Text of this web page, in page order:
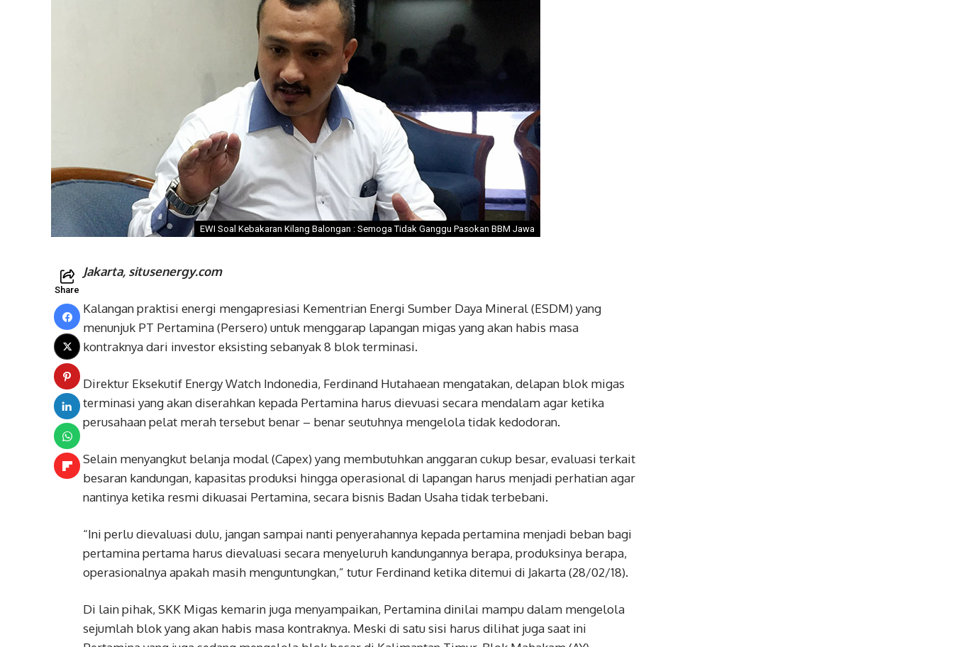
EWI Soal Kebakaran Kilang Balongan : Semoga Tidak Ganggu Pasokan BBM Jawa
Share
Jakarta, situsenergy.com
Kalangan praktisi energi mengapresiasi Kementrian Energi Sumber Daya Mineral (ESDM) yang
menunjuk PT Pertamina (Persero) untuk menggarap lapangan migas yang akan habis masa
kontraknya dari investor eksisting sebanyak 8 blok terminasi.
Direktur Eksekutif Energy Watch Indonedia, Ferdinand Hutahaean mengatakan, delapan blok migas
terminasi yang akan diserahkan kepada Pertamina harus dievuasi secara mendalam agar ketika
perusahaan pelat merah tersebut benar – benar seutuhnya mengelola tidak kedodoran.
Selain menyangkut belanja modal (Capex) yang membutuhkan anggaran cukup besar, evaluasi terkait
besaran kandungan, kapasitas produksi hingga operasional di lapangan harus menjadi perhatian agar
nantinya ketika resmi dikuasai Pertamina, secara bisnis Badan Usaha tidak terbebani.
“Ini perlu dievaluasi dulu, jangan sampai nanti penyerahannya kepada pertamina menjadi beban bagi
pertamina pertama harus dievaluasi secara menyeluruh kandungannya berapa, produksinya berapa,
operasionalnya apakah masih menguntungkan,” tutur Ferdinand ketika ditemui di Jakarta (28/02/18).
Di lain pihak, SKK Migas kemarin juga menyampaikan, Pertamina dinilai mampu dalam mengelola
sejumlah blok yang akan habis masa kontraknya. Meski di satu sisi harus dilihat juga saat ini